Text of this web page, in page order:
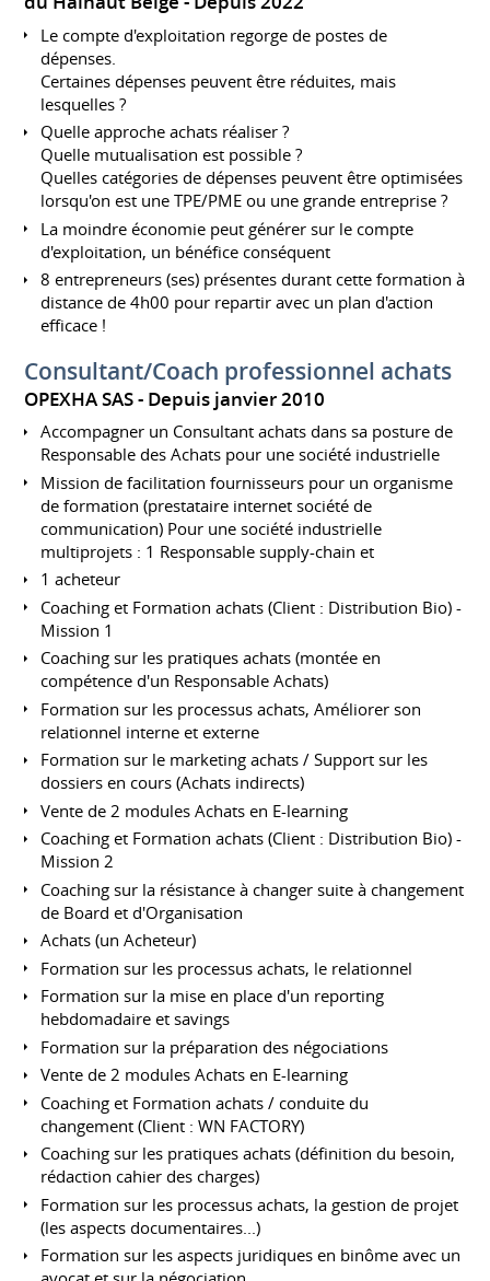
Le compte d'exploitation regorge de postes de
dépenses.
Certaines dépenses peuvent être réduites, mais
lesquelles ?
Quelle approche achats réaliser ?
Quelle mutualisation est possible ?
Quelles catégories de dépenses peuvent être optimisées
lorsqu'on est une TPE/PME ou une grande entreprise ?
La moindre économie peut générer sur le compte
d'exploitation, un bénéfice conséquent
8 entrepreneurs (ses) présentes durant cette formation à
distance de 4h00 pour repartir avec un plan d'action
efficace !
Consultant/Coach professionnel achats
OPEXHA SAS Depuis janvier 2010
Accompagner un Consultant achats dans sa posture de
Responsable des Achats pour une société industrielle
Mission de facilitation fournisseurs pour un organisme
de formation (prestataire internet société de
communication) Pour une société industrielle
multiprojets : 1 Responsable supply-chain et
1 acheteur
Coaching et Formation achats (Client : Distribution Bio) -
Mission 1
Coaching sur les pratiques achats (montée en
compétence d'un Responsable Achats)
Formation sur les processus achats, Améliorer son
relationnel interne et externe
Formation sur le marketing achats / Support sur les
dossiers en cours (Achats indirects)
Vente de 2 modules Achats en E-learning
Coaching et Formation achats (Client : Distribution Bio) -
Mission 2
Coaching sur la résistance à changer suite à changement
de Board et d'Organisation
Achats (un Acheteur)
Formation sur les processus achats, le relationnel
Formation sur la mise en place d'un reporting
hebdomadaire et savings
Formation sur la préparation des négociations
Vente de 2 modules Achats en E-learning
Coaching et Formation achats / conduite du
changement (Client : WN FACTORY)
Coaching sur les pratiques achats (définition du besoin,
rédaction cahier des charges)
Formation sur les processus achats, la gestion de projet
(les aspects documentaires...)
Formation sur les aspects juridiques en binôme avec un